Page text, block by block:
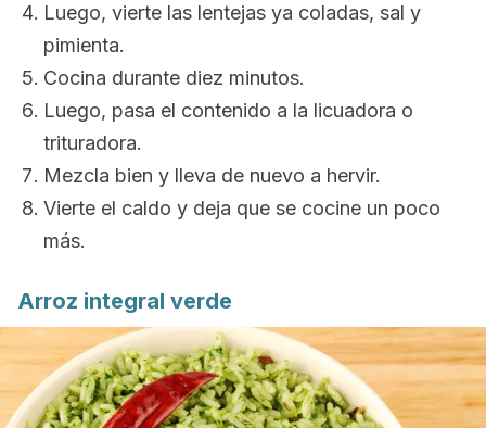
Luego, vierte las lentejas ya coladas, sal y
pimienta.
Cocina durante diez minutos.
Luego, pasa el contenido a la licuadora o
trituradora.
Mezcla bien y lleva de nuevo a hervir.
Vierte el caldo y deja que se cocine un poco
más.
Arroz integral verde